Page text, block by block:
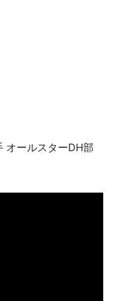
オールスターDH部